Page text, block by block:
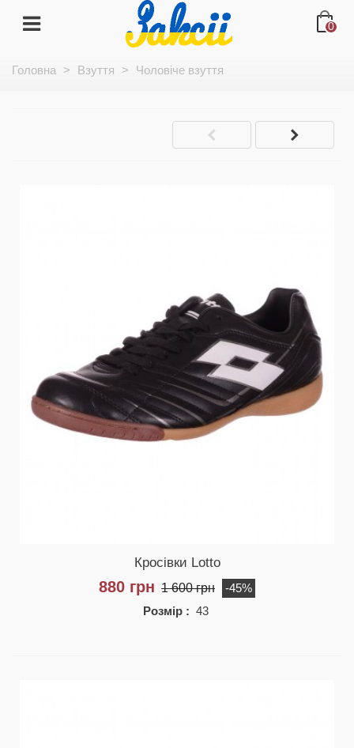
0
Головна > Взуття > Чоловіче взуття
Кросівки Lotto
880 грн 1 600 грн
-45%
Розмір : 43